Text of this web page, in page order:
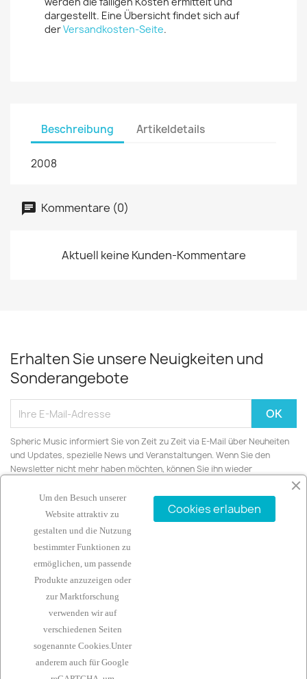
dargestellt. Eine Übersicht findet sich auf
derVersandkosten-Seite.
Beschreibung Artikeldetails
2008
Kommentare (0)
Aktuell keine Kunden-Kommentare
Erhalten Sie unsere Neuigkeiten und
Sonderangebote
Spheric Music informiert Sie von Zeit zu Zeit via E-Mail über Neuheiten
und Updates, spezielle News und Veranstaltungen. Wenn Sie den
Newsletter nicht mehr haben möchten, können Sie ihn wieder
ARTIKEL
UNTERNEHMEN
KONTAKTINFORMATIONEN
Um den Besuch unserer
Website attraktiv zu
gestalten und die Nutzung
bestimmter Funktionen zu
ermöglichen, um passende
Produkte anzuzeigen oder
zur Marktforschung
verwenden wir auf
verschiedenen Seiten
sogenannte Cookies.Unter
anderem auch fürGoogle
Cookies erlauben